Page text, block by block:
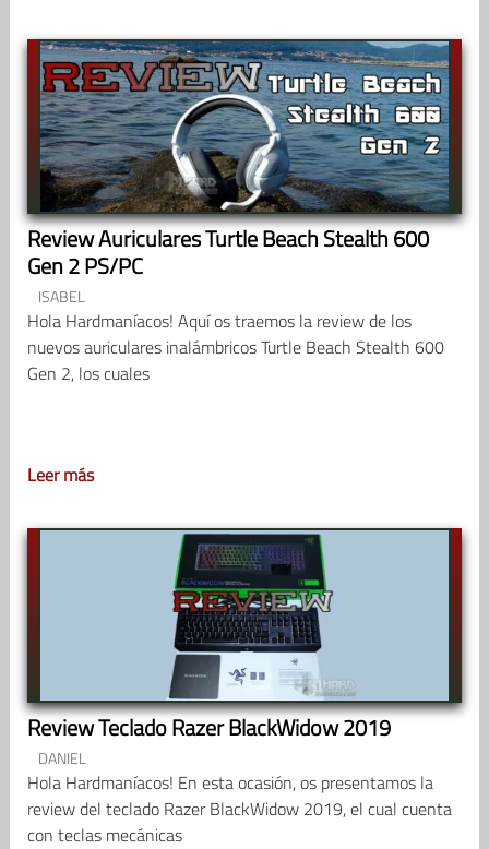
Review Auriculares Turtle Beach Stealth 600
Gen 2 PS/PC
ISABEL
Hola Hardmaníacos! Aquí os traemos la review de los
nuevos auriculares inalámbricos Turtle Beach Stealth 600
Gen 2, los cuales
Leer más
Review Teclado Razer BlackWidow 2019
DANIEL
Hola Hardmaníacos! En esta ocasión, os presentamos la
review del teclado Razer BlackWidow 2019, el cual cuenta
con teclas mecánicas